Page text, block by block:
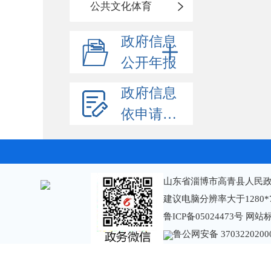
公共文化体育
政府信息
公开年报
政府信息
依申请公开
山东省淄博市高青县人民
建议电脑分辨率大于
鲁ICP备05024473号 网站
鲁公网安备